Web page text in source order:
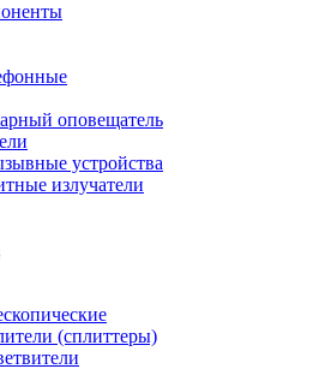
оповещатель
устройства
излучатели
(сплиттеры)